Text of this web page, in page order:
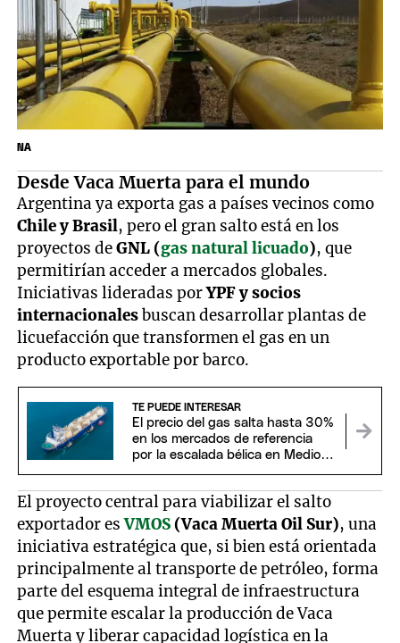
NA
Desde Vaca Muerta para el mundo
Argentina ya exporta gas a países vecinos como
Chile y Brasil, pero el gran salto está en los
proyectos deGNL (gas natural licuado), que
permitirían acceder a mercados globales.
Iniciativas lideradas porYPF y socios
internacionalesbuscan desarrollar plantas de
licuefacción que transformen el gas en un
producto exportable por barco.
TE PUEDE INTERESAR
El precio del gas salta hasta 30%
en los mercados de referencia
por la escalada bélica en Medio
El proyecto central para viabilizar el salto
exportador esVMOS(Vaca Muerta Oil Sur), una
iniciativa estratégica que, si bien está orientada
principalmente al transporte de petróleo, forma
parte del esquema integral de infraestructura
que permite escalar la producción de Vaca
Muerta y liberar capacidad logística en la